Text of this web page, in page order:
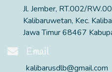
Jl. Jember, RT.002/
Kalibaruwetan, Kec.
Jawa Timur 68467
Email
kalibarusdlb@gmail.com